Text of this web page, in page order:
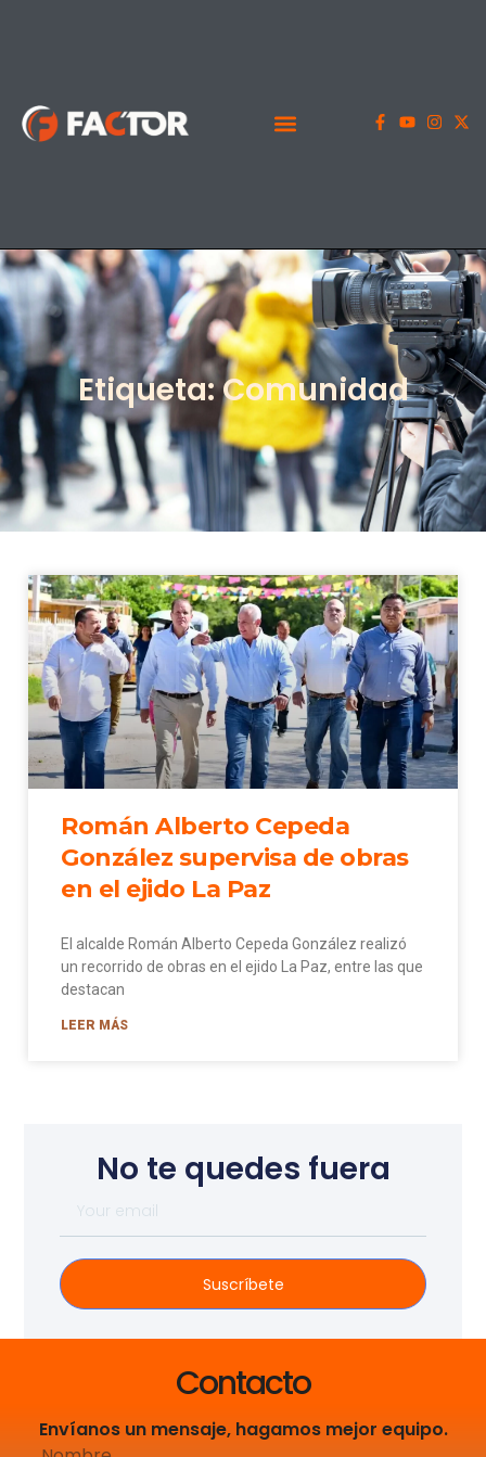
Etiqueta: Comunidad
Román Alberto Cepeda
González supervisa de obras
en el ejido La Paz
El alcalde Román Alberto Cepeda González realizó
un recorrido de obras en el ejido La Paz, entre las que
destacan
LEER MÁS
No te quedes fuera
Suscríbete
Contacto
Envíanos un mensaje, hagamos mejor equipo.